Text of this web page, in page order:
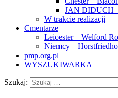
JAN DIDUCH
W trakcie realizacji
Cmentarze
Leicester – Welford
Niemcy –
pmp.org.pl
WYSZUKIWARKA
Szukaj: